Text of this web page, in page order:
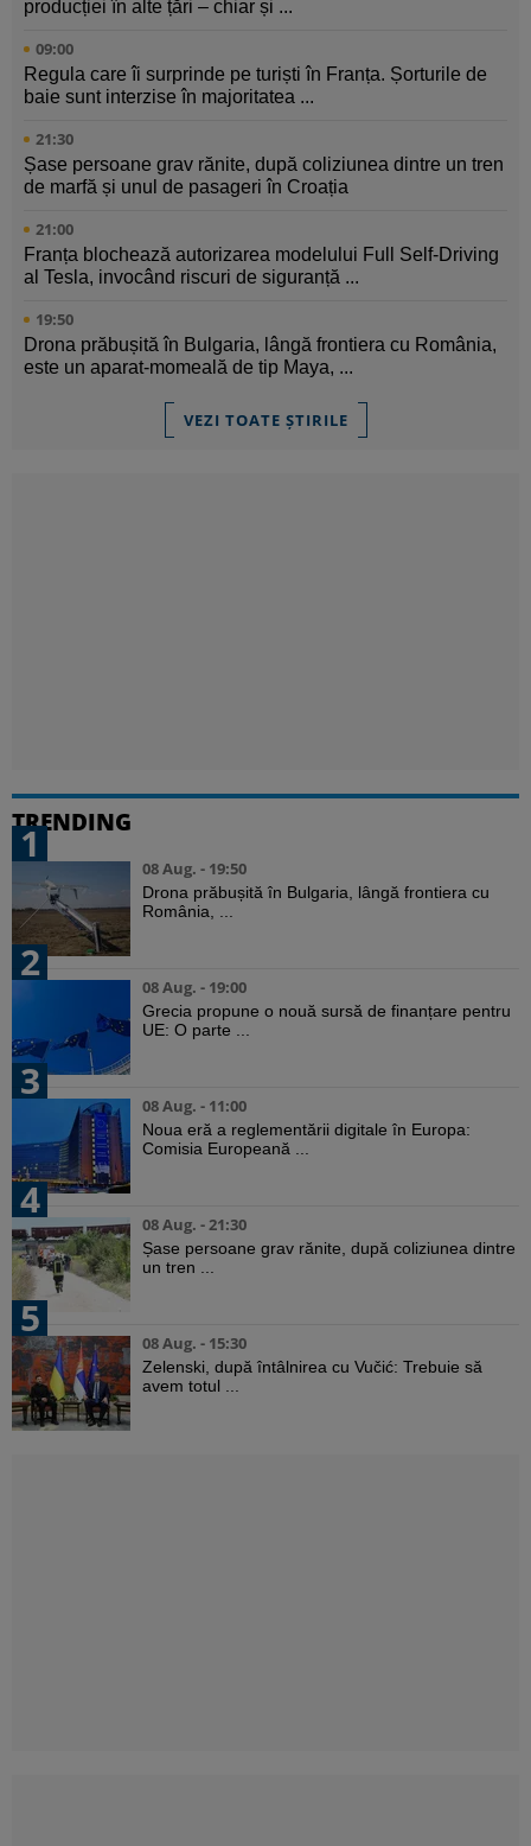
producției în alte țări – chiar și ...
09:00
Regula care îi surprinde pe turiști în Franța. Șorturile de
baie sunt interzise în majoritatea ...
21:30
Șase persoane grav rănite, după coliziunea dintre un tren
de marfă și unul de pasageri în Croația
21:00
Franța blochează autorizarea modelului Full Self-Driving
al Tesla, invocând riscuri de siguranță ...
19:50
Drona prăbușită în Bulgaria, lângă frontiera cu România,
este un aparat-momeală de tip Maya, ...
VEZI TOATE ȘTIRILE
TRENDING
1
08 Aug. - 19:50
Drona prăbușită în Bulgaria, lângă frontiera cu
România, ...
2
08 Aug. - 19:00
Grecia propune o nouă sursă de finanțare pentru
UE: O parte ...
3
08 Aug. - 11:00
Noua eră a reglementării digitale în Europa:
Comisia Europeană ...
4
08 Aug. - 21:30
Șase persoane grav rănite, după coliziunea dintre
un tren ...
5
08 Aug. - 15:30
Zelenski, după întâlnirea cu Vučić: Trebuie să
avem totul ...